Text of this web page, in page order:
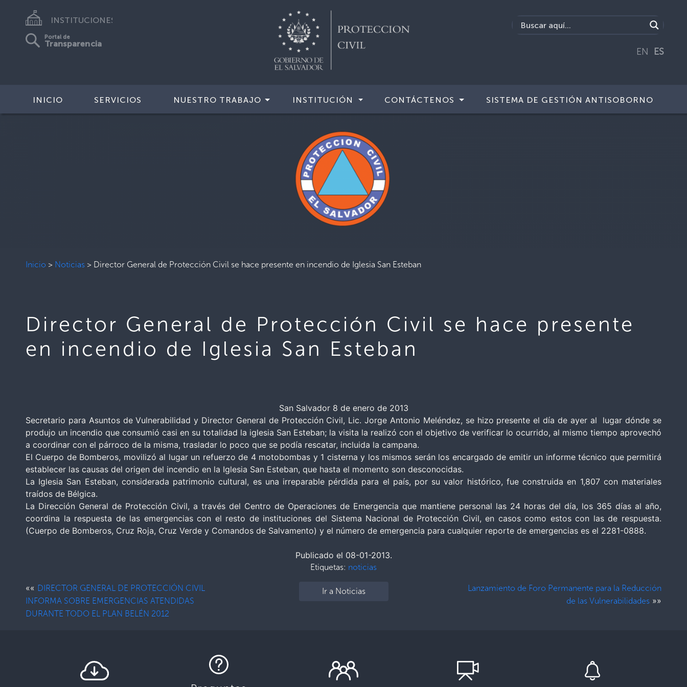
INSTITUCIONES
Portal de
Transparencia
EN ES
INICIO SERVICIOS NUESTRO TRABAJO INSTITUCIÓN CONTÁCTENOS SISTEMA DE GESTIÓN ANTISOBORNO
Inicio > Noticias > Director General de Protección Civil se hace presente en incendio de Iglesia San Esteban
Director General de Protección Civil se hace presente
en incendio de Iglesia San Esteban
San Salvador 8 de enero de 2013
Secretario para Asuntos de Vulnerabilidad y Director General de Protección Civil, Lic. Jorge Antonio Meléndez, se hizo presente el día de ayer al lugar dónde se
produjo un incendio que consumió casi en su totalidad la iglesia San Esteban; la visita la realizó con el objetivo de verificar lo ocurrido, al mismo tiempo aprovechó
a coordinar con el párroco de la misma, trasladar lo poco que se podía rescatar, incluida la campana.
El Cuerpo de Bomberos, movilizó al lugar un refuerzo de 4 motobombas y 1 cisterna y los mismos serán los encargado de emitir un informe técnico que permitirá
establecer las causas del origen del incendio en la Iglesia San Esteban, que hasta el momento son desconocidas.
La Iglesia San Esteban, considerada patrimonio cultural, es una irreparable pérdida para el país, por su valor histórico, fue construida en 1,807 con materiales
traídos de Bélgica.
La Dirección General de Protección Civil, a través del Centro de Operaciones de Emergencia que mantiene personal las 24 horas del día, los 365 días al año,
coordina la respuesta de las emergencias con el resto de instituciones del Sistema Nacional de Protección Civil, en casos como estos con las de respuesta.
(Cuerpo de Bomberos, Cruz Roja, Cruz Verde y Comandos de Salvamento) y el número de emergencia para cualquier reporte de emergencias es el 2281-0888.
Publicado el 08-01-2013.
Etiquetas: noticias
«« DIRECTOR GENERAL DE PROTECCIÓN CIVIL
INFORMA SOBRE EMERGENCIAS ATENDIDAS
DURANTE TODO EL PLAN BELÉN 2012
Ir a Noticias
Lanzamiento de Foro Permanente para la Reducción
de las Vulnerabilidades »»